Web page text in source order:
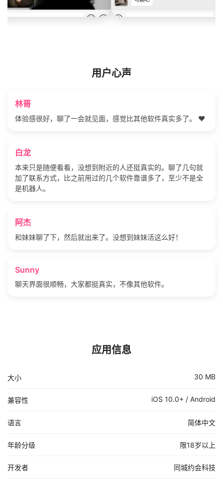
用户心声
林哥
体验感很好，聊了一会就见面，感觉比其他软件真实多了。 ❤️
白龙
本来只是随便看看，没想到附近的人还挺真实的。聊了几句就
加了联系方式，比之前用过的几个软件靠谱多了，至少不是全
是机器人。
阿杰
和妹妹聊了下，然后就出来了。没想到妹妹活这么好！
Sunny
聊天界面很顺畅，大家都挺真实，不像其他软件。
应用信息
大小 30 MB
兼容性 iOS 10.0+ / Android
语言 简体中文
年龄分级 限18岁以上
开发者 同城约会科技